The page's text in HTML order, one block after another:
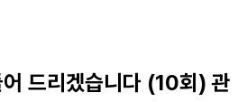
드리겠습니다 (10회) 관